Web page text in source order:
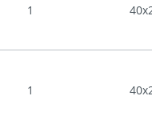
1
1